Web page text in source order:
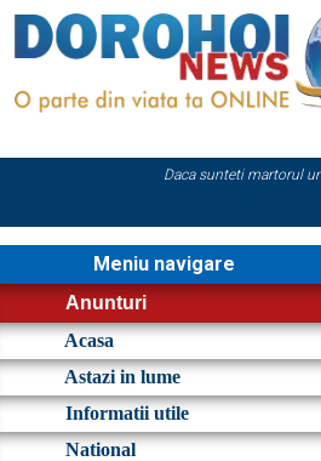
Daca sunteti martorul
Meniu navigare
Anunturi
Acasa
Astazi in lume
Informatii utile
National